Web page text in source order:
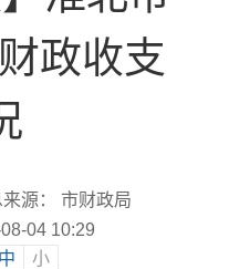
政收支
源： 市财政局
04 10:29
中 小